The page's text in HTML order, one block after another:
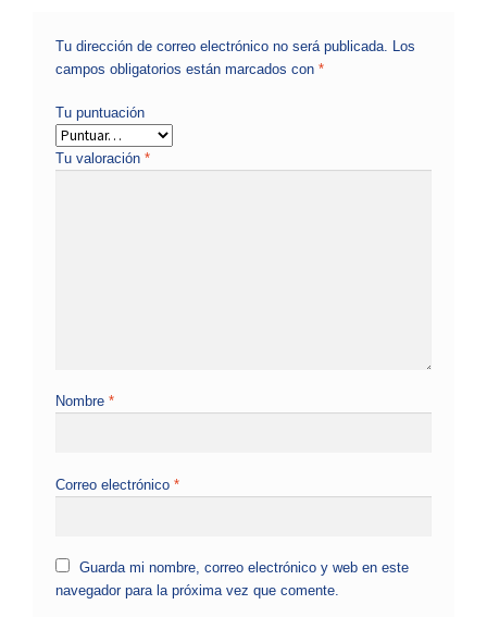
Tu dirección de correo electrónico no será publicada. Los
campos obligatorios están marcados con*
Tu puntuación
Tu valoración*
Nombre*
Correo electrónico*
Guarda mi nombre, correo electrónico y web en este
navegador para la próxima vez que comente.